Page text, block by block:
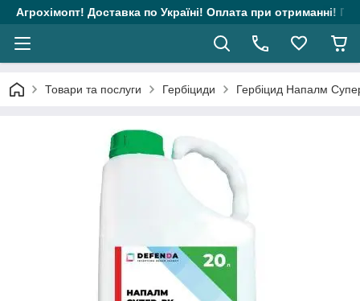
Агрохімопт! Доставка по Україні! Оплата при отриманні!
Товари та послуги Гербіциди Гербіцид Напалм